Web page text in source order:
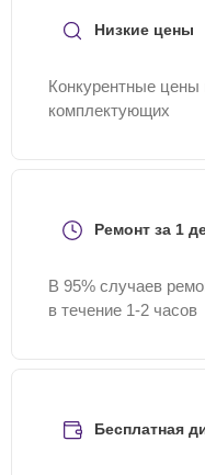
Низкие цены
Конкурентные
комплектующих
Ремонт за 1
В 95% случаев
в течение 1-2 часов
Бесплатная